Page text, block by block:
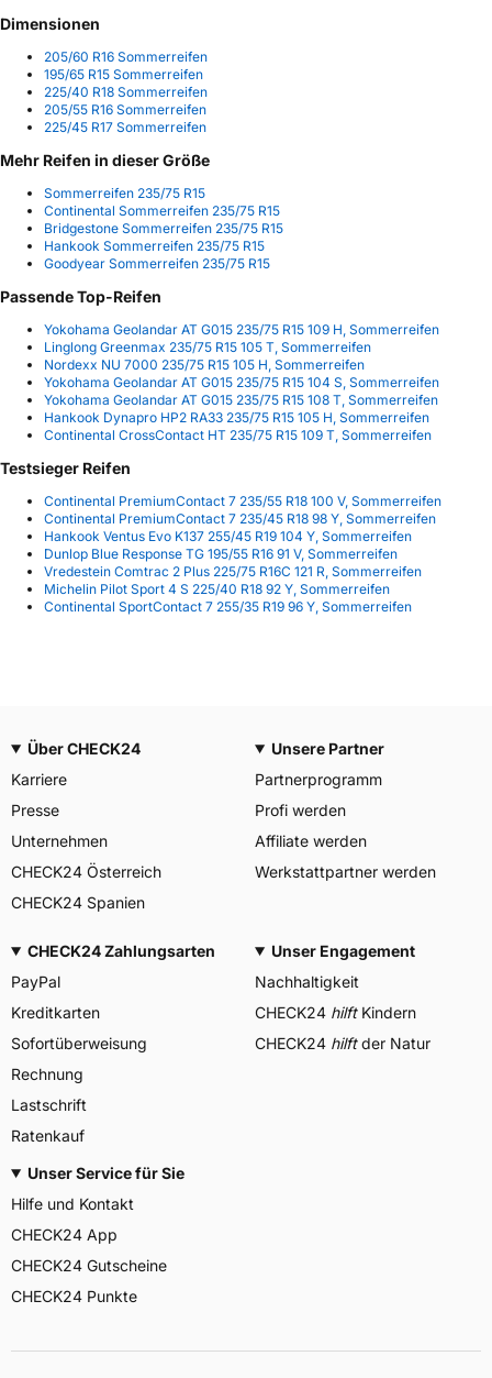
Dimensionen
205/60 R16 Sommerreifen
195/65 R15 Sommerreifen
225/40 R18 Sommerreifen
205/55 R16 Sommerreifen
225/45 R17 Sommerreifen
Mehr Reifen in dieser Größe
Sommerreifen 235/75 R15
Continental Sommerreifen 235/75 R15
Bridgestone Sommerreifen 235/75 R15
Hankook Sommerreifen 235/75 R15
Goodyear Sommerreifen 235/75 R15
Passende Top-Reifen
Yokohama Geolandar AT G015 235/75 R15 109 H, Sommerreifen
Linglong Greenmax 235/75 R15 105 T, Sommerreifen
Nordexx NU 7000 235/75 R15 105 H, Sommerreifen
Yokohama Geolandar AT G015 235/75 R15 104 S, Sommerreifen
Yokohama Geolandar AT G015 235/75 R15 108 T, Sommerreifen
Hankook Dynapro HP2 RA33 235/75 R15 105 H, Sommerreifen
Continental CrossContact HT 235/75 R15 109 T, Sommerreifen
Testsieger Reifen
Continental PremiumContact 7 235/55 R18 100 V, Sommerreifen
Continental PremiumContact 7 235/45 R18 98 Y, Sommerreifen
Hankook Ventus Evo K137 255/45 R19 104 Y, Sommerreifen
Dunlop Blue Response TG 195/55 R16 91 V, Sommerreifen
Vredestein Comtrac 2 Plus 225/75 R16C 121 R, Sommerreifen
Michelin Pilot Sport 4 S 225/40 R18 92 Y, Sommerreifen
Continental SportContact 7 255/35 R19 96 Y, Sommerreifen
Über CHECK24
Karriere
Presse
Unternehmen
CHECK24 Österreich
CHECK24 Spanien
Unsere Partner
Partnerprogramm
Profi werden
Affiliate werden
Werkstattpartner werden
CHECK24 Zahlungsarten
PayPal
Kreditkarten
Sofortüberweisung
Rechnung
Lastschrift
Ratenkauf
Unser Engagement
Nachhaltigkeit
CHECK24 hilftKindern
CHECK24 hilftder Natur
Unser Service für Sie
Hilfe und Kontakt
CHECK24 App
CHECK24 Gutscheine
CHECK24 Punkte